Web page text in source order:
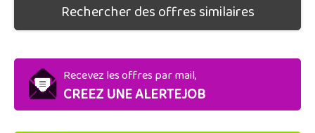
Rechercher des offres similaires
Recevez les offres par mail,
CREEZ UNE ALERTEJOB